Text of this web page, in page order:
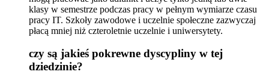
klasy w semestrze podczas pracy w pełnym wymiarze czasu
pracy IT. Szkoły zawodowe i uczelnie społeczne zazwyczaj
płacą mniej niż czteroletnie uczelnie i uniwersytety.
czy są jakieś pokrewne dyscypliny w tej
dziedzinie?